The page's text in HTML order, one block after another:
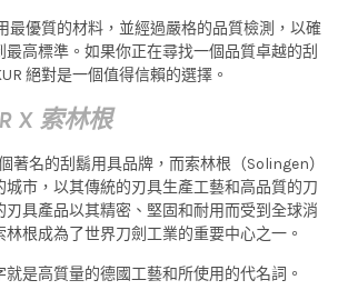
最優質的材料，並經過嚴格的品質檢測，以確
高標準。如果你正在尋找一個品質卓越的刮
絕對是一個值得信賴的選擇。
X 索林根
著名的刮鬍用具品牌，而索林根（Solingen）
城市，以其傳統的刃具生產工藝和高品質的刀
刃具產品以其精密、堅固和耐用而受到全球消
根成為了世界刀劍工業的重要中心之一。
就是高質量的德國工藝和所使用的代名詞。